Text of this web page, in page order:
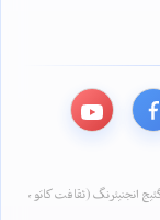
لئنگئيج انجنيئرنگ (ثقافت کاتو،